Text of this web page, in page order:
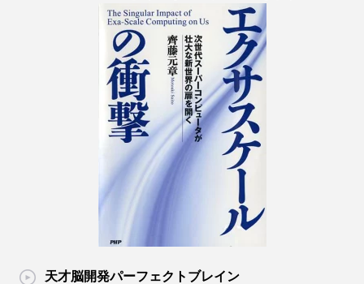
天才脳開発パーフェクトブレイン